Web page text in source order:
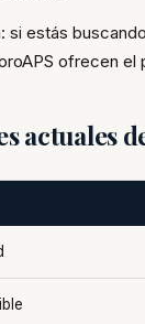
si estás
ofrecen
actuales